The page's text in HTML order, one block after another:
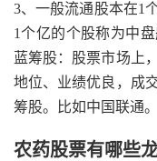
3、一般流通股本在1
1个亿的个股称为中
蓝筹股：股票市场上
地位、业绩优良，成
筹股。比如中国联通。
农药股票有哪些